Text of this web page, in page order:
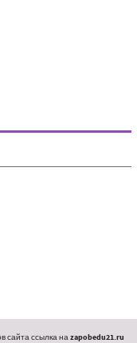
сайта ссылка наzapobedu21.ru